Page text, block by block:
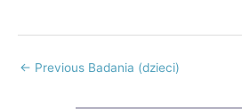
← Previous Badania (dzieci)